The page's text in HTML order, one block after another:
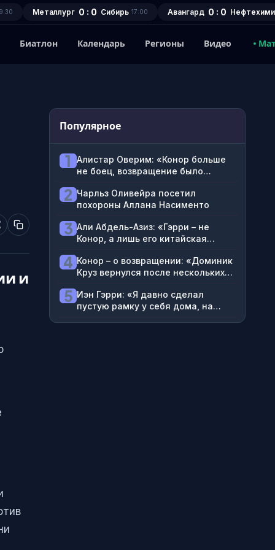
Металлург 0 : 0 Сибирь 17:00 Авангард 0 : 0
Биатлон Календарь Регионы Видео
и
Популярное
1
Алистар Оверим: «Конор больше
не боец, возвращение было
2 Чарльз Оливейра посетил
похороны Аллана Насименто
3 Али Абдель-Азиз: «Гэрри – не
Конор, а лишь его китайская
Конор дрался»
4 Конор – о возвращении: «Доминик
Круз вернулся после нескольких
титул»
5 Иэн Гэрри: «Я давно сделал
пустую рамку у себя дома, на